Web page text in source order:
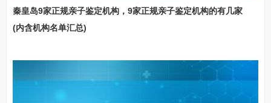
秦皇岛9家正规亲子鉴定机构，9家正规亲子鉴定机构的有几家
(内含机构名单汇总)